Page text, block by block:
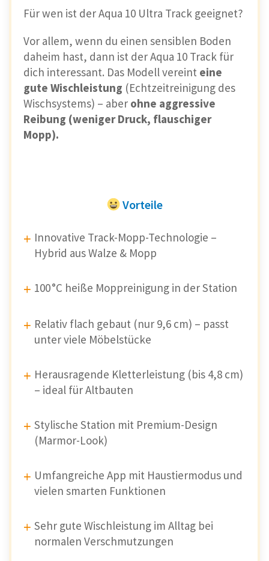
Für wen ist der Aqua 10 Ultra Track geeignet?
Vor allem, wenn du einen sensiblen Boden
daheim hast, dann ist der Aqua 10 Track für
dich interessant. Das Modell vereint eine
gute Wischleistung (Echtzeitreinigung des
Wischsystems) – aber ohne aggressive
Reibung (weniger Druck, flauschiger
Mopp).
Vorteile
Innovative Track-Mopp-Technologie –
Hybrid aus Walze & Mopp
100 °C heiße Moppreinigung in der Station
Relativ flach gebaut (nur 9,6 cm) – passt
unter viele Möbelstücke
Herausragende Kletterleistung (bis 4,8 cm)
– ideal für Altbauten
Stylische Station mit Premium-Design
(Marmor-Look)
Umfangreiche App mit Haustiermodus und
vielen smarten Funktionen
Sehr gute Wischleistung im Alltag bei
normalen Verschmutzungen